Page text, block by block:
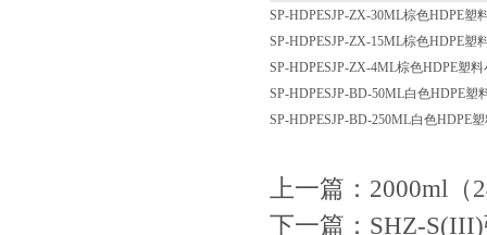
SP-HDPESJP-ZX-30ML棕色HDPE塑
SP-HDPESJP-ZX-15ML棕色HDPE塑
SP-HDPESJP-ZX-4ML棕色HDPE塑
SP-HDPESJP-BD-50ML白色HDPE
SP-HDPESJP-BD-250ML白色HDPE
上一篇： 2000ml（
下一篇： SHZ-